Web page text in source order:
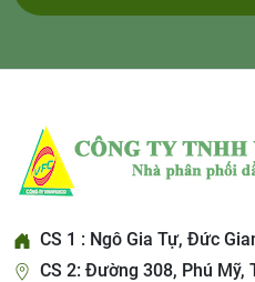
CS 1 : Ngô Gia Tự, Đức
CS 2: Đường 308, Phú Mỹ,